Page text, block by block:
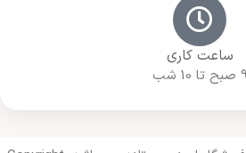
ساعت کاری
9 صبح تا 10 شب